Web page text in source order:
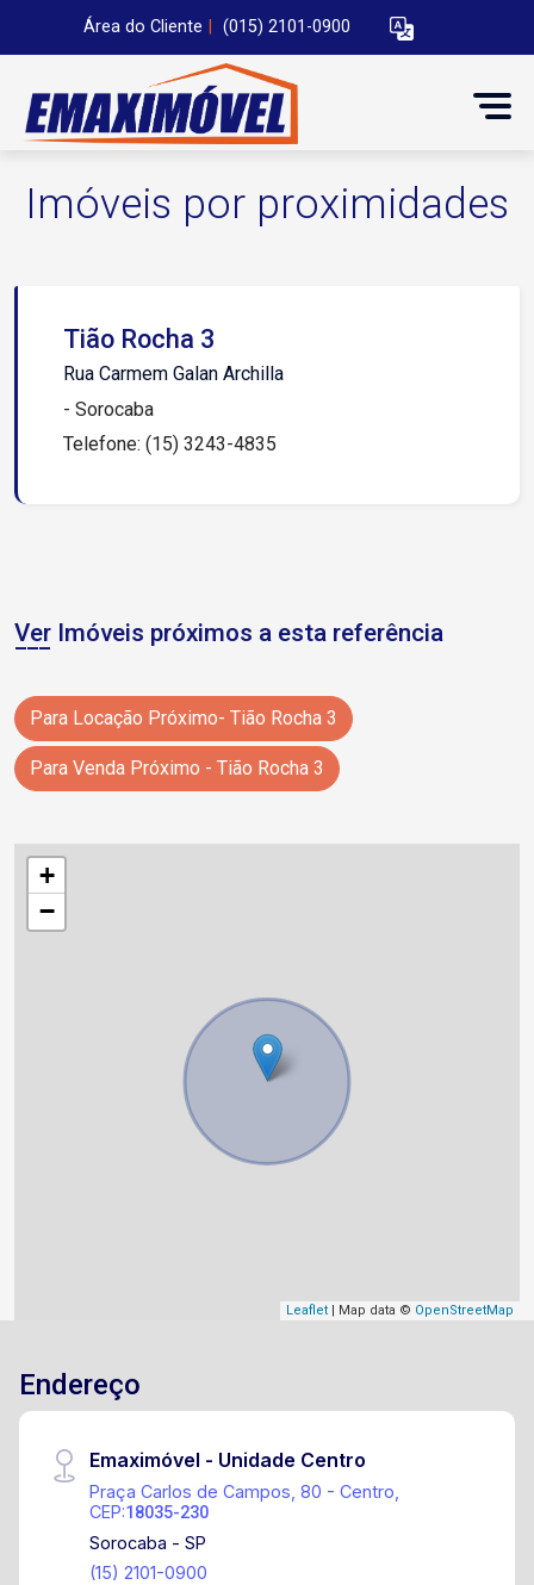
Área do Cliente (015) 2101-0900
Imóveis por proximidades
Tião Rocha 3
Rua Carmem Galan Archilla
- Sorocaba
Telefone: (15) 3243-4835
Ver Imóveis próximos a esta referência
Para Locação Próximo- Tião Rocha 3
Para Venda Próximo - Tião Rocha 3
+
−
Leaflet | Map data © OpenStreetMap
Endereço
Emaximóvel - Unidade Centro
Praça Carlos de Campos, 80 - Centro,
CEP:18035-230
Sorocaba - SP
(15) 2101-0900